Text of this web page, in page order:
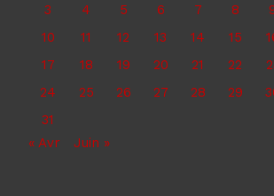
3
4 5 6 7 8
10
11 12 13 14 15
17
18 19 20 21 22
24
25 26 27 28 29
31
« Avr
Juin »